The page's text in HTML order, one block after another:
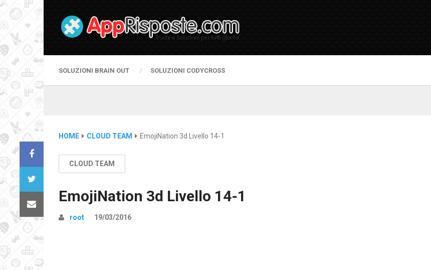
SOLUZIONI BRAIN OUT SOLUZIONI CODYCROSS
HOME CLOUD TEAM EmojiNation 3d Livello 14-1
CLOUD TEAM
EmojiNation 3d Livello 14-1
root 19/03/2016